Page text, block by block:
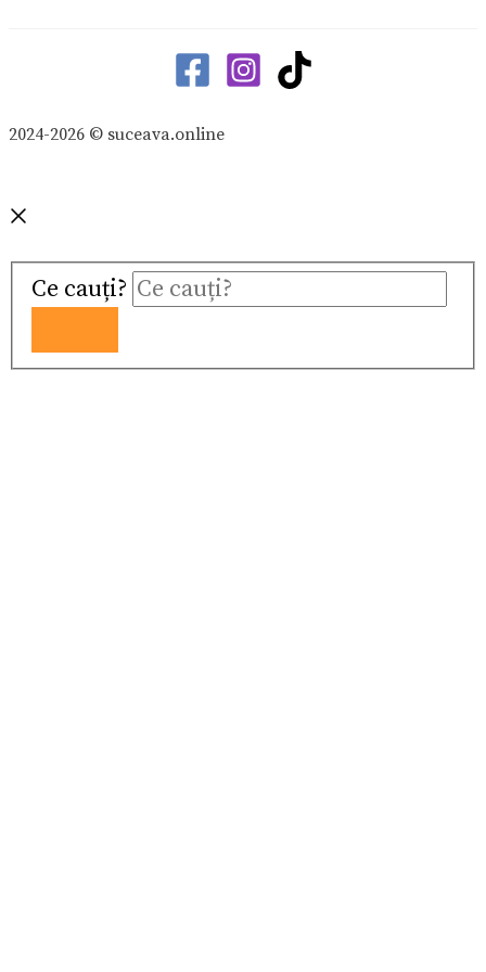
2024-2026 © suceava.online
Ce cauți?